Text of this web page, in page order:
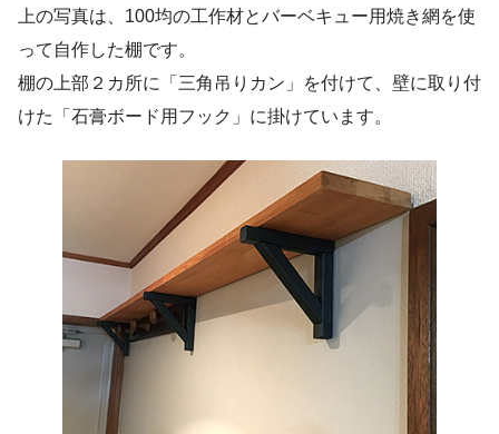
上の写真は、100均の工作材とバーベキュー用焼き網を使
って自作した棚です。
棚の上部２カ所に「三角吊りカン」を付けて、壁に取り付
けた「石膏ボード用フック」に掛けています。